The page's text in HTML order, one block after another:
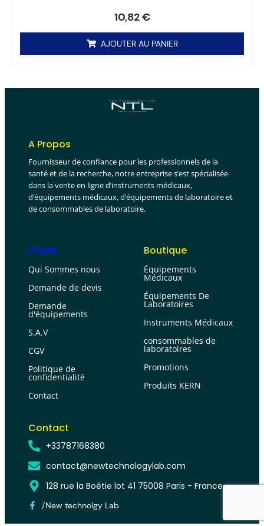
10,82€
AJOUTER AU PANIER
A Propos
Fournisseur de confiance pour les professionnels de la
santé et de la recherche, notre entreprise s’est spécialisée
dans la vente en ligne d’instruments médicaux,
d’équipements médicaux, d’équipements de laboratoire et
de consommables de laboratoire.
Pages
Qui Sommes nous
Demande de devis
Demande
d'équipements
S.A.V
CGV
Politique de
confidentialité
Contact
Boutique
Équipements
Médicaux
Équipements De
Laboratoires
Instruments Médicaux
consommables de
laboratoires
Promotions
Produits KERN
Contact
+33787168380
contact@newtechnologylab.com
128 rue la Boétie lot 41 75008 Paris - France
/New technolgy Lab